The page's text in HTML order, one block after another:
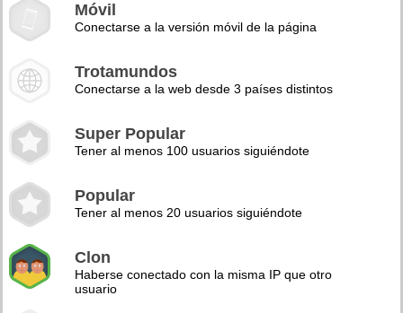
Móvil
Conectarse a la versión móvil de la página
Trotamundos
Conectarse a la web desde 3 países distintos
Super Popular
Tener al menos 100 usuarios siguiéndote
Popular
Tener al menos 20 usuarios siguiéndote
Clon
Haberse conectado con la misma IP que otro
usuario